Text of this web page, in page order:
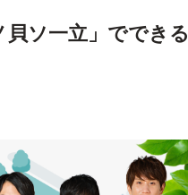
ソ一立」でできる